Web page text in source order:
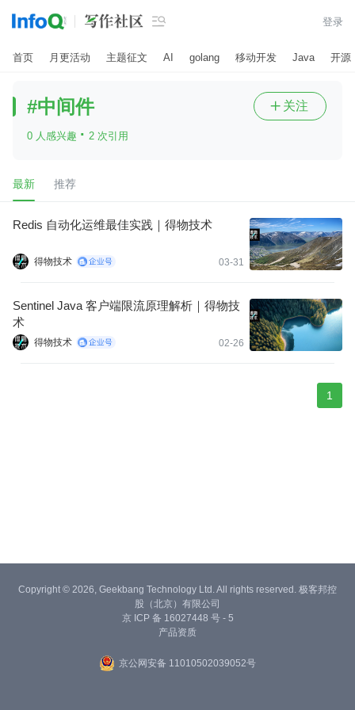
 登录
首页 月更活动 主题征文 AI golang 移动开发 Java 开源
#中间件
0 人感兴趣 · 2 次引用
 关注
最新 推荐
Redis 自动化运维最佳实践｜得物技术
得物技术 03-31
Sentinel Java 客户端限流原理解析｜得物技
术
得物技术 02-26
1
Copyright © 2026, Geekbang Technology Ltd. All rights reserved. 极客邦控
股（北京）有限公司
京 ICP 备 16027448 号 - 5
产品资质
京公网安备 11010502039052号